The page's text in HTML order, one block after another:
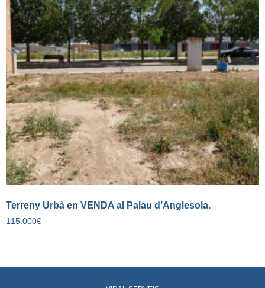
Terreny Urbà en VENDA al Palau d’Anglesola.
115.000€